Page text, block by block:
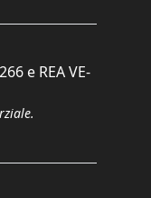
e REA VE-